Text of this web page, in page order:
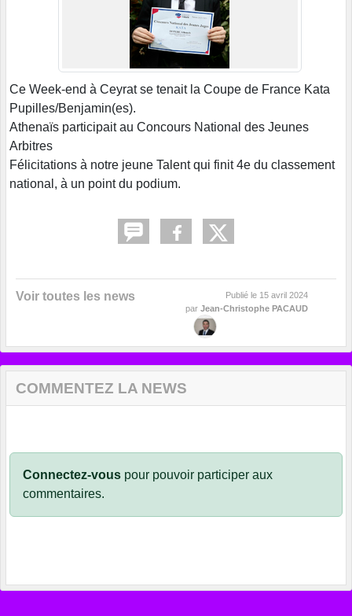
Ce Week-end à Ceyrat se tenait la Coupe de France Kata
Pupilles/Benjamin(es).
Athenaïs participait au Concours National des Jeunes
Arbitres
Félicitations à notre jeune Talent qui finit 4e du classement
national, à un point du podium.
Voir toutes les news Publié le 15 avril 2024
par Jean-Christophe PACAUD
COMMENTEZ LA NEWS
Connectez-vous pour pouvoir participer aux
commentaires.